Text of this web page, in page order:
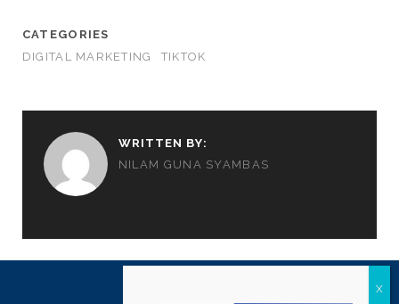
CATEGORIES
DIGITAL MARKETING
TIKTOK
WRITTEN BY:
NILAM GUNA SYAMBAS